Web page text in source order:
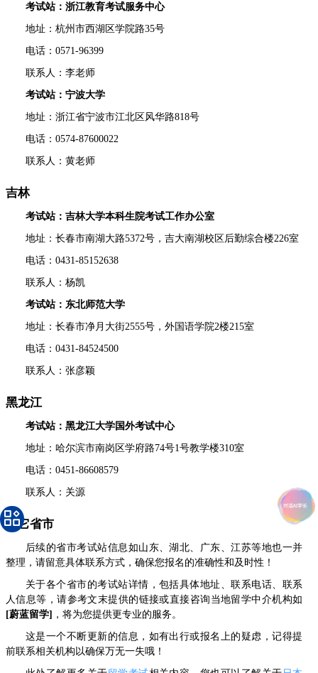
考试站：浙江教育考试服务中心
地址：杭州市西湖区学院路35号
电话：0571-96399
联系人：李老师
考试站：宁波大学
地址：浙江省宁波市江北区风华路818号
电话：0574-87600022
联系人：黄老师
吉林
考试站：吉林大学本科生院考试工作办公室
地址：长春市南湖大路5372号，吉大南湖校区后勤综合楼226室
电话：0431-85152638
联系人：杨凯
考试站：东北师范大学
地址：长春市净月大街2555号，外国语学院2楼215室
电话：0431-84524500
联系人：张彦颖
黑龙江
考试站：黑龙江大学国外考试中心
地址：哈尔滨市南岗区学府路74号1号教学楼310室
电话：0451-86608579
联系人：关源
其它省市
后续的省市考试站信息如山东、湖北、广东、江苏等地也一并
整理，请留意具体联系方式，确保您报名的准确性和及时性！
关于各个省市的考试站详情，包括具体地址、联系电话、联系
人信息等，请参考文末提供的链接或直接咨询当地留学中介机构如
[蔚蓝留学] ，将为您提供更专业的服务。
这是一个不断更新的信息，如有出行或报名上的疑虑，记得提
前联系相关机构以确保万无一失哦！